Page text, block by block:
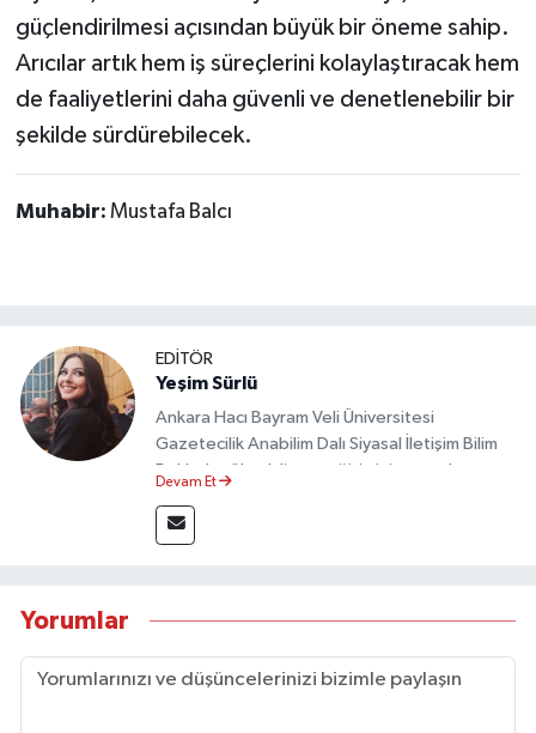
güçlendirilmesi açısından büyük bir öneme sahip.
Arıcılar artık hem iş süreçlerini kolaylaştıracak hem
de faaliyetlerini daha güvenli ve denetlenebilir bir
şekilde sürdürebilecek.
Muhabir: Mustafa Balcı
EDİTÖR
Yeşim Sürlü
Ankara Hacı Bayram Veli Üniversitesi
Gazetecilik Anabilim Dalı Siyasal İletişim Bilim
Dalı’nda yüksek lisans eğitimini tamamlamıştır.
akademik çalışmalar gerçekleştirmiştir.
Taşköprü Postası internet haber sitesinde
Devam Et
Yorumlar